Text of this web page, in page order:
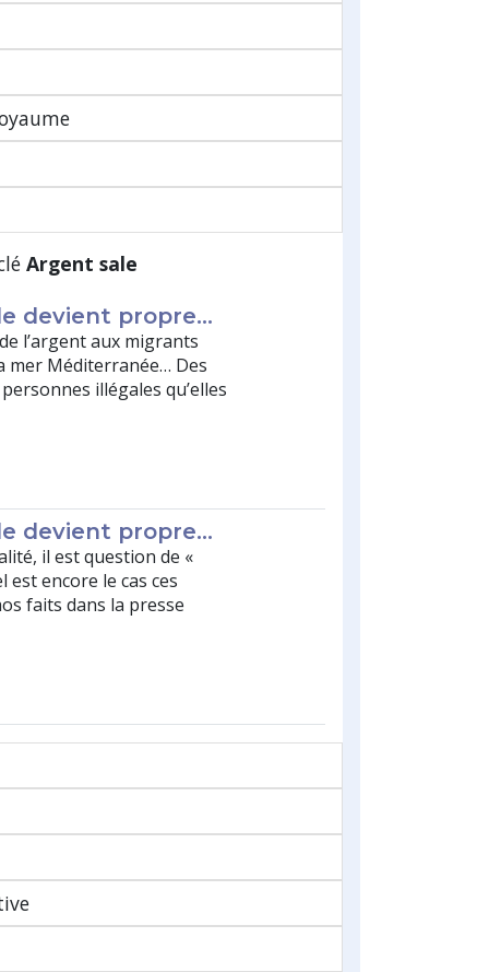
Argent sale
devient propre…
l’argent aux migrants
Méditerranée… Des
illégales qu’elles
devient propre…
il est question de «
est encore le cas ces
faits dans la presse